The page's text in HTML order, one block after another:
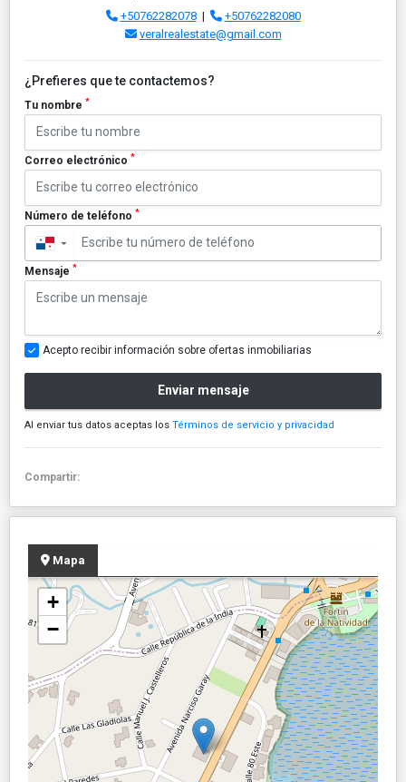
+50762282078|
+50762282080
veralrealestate@gmail.com
¿Prefieres que te contactemos?
Tu nombre *
Correo electrónico *
Número de teléfono *
▼
Mensaje *
Acepto recibir información sobre ofertas inmobiliarias
Enviar mensaje
Al enviar tus datos aceptas los Términos de servicio y privacidad
Compartir:
Mapa
+
−